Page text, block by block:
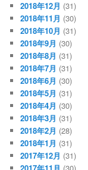
2018年12月 (31)
2018年11月 (30)
2018年10月 (31)
2018年9月 (30)
2018年8月 (31)
2018年7月 (31)
2018年6月 (30)
2018年5月 (31)
2018年4月 (30)
2018年3月 (31)
2018年2月 (28)
2018年1月 (31)
2017年12月 (31)
2017年11月 (30)